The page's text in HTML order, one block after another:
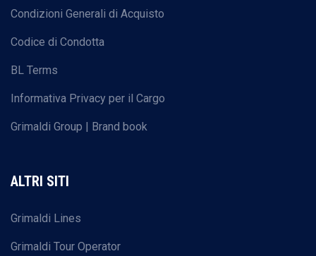
Condizioni Generali di Acquisto
Codice di Condotta
BL Terms
Informativa Privacy per il Cargo
Grimaldi Group | Brand book
ALTRI SITI
Grimaldi Lines
Grimaldi Tour Operator